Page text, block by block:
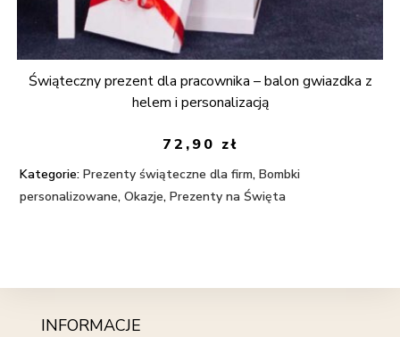
Świąteczny prezent dla pracownika – balon gwiazdka z
helem i personalizacją
72,90 zł
Kategorie: Prezenty świąteczne dla firm,Bombki
personalizowane,Okazje,Prezenty na Święta
INFORMACJE